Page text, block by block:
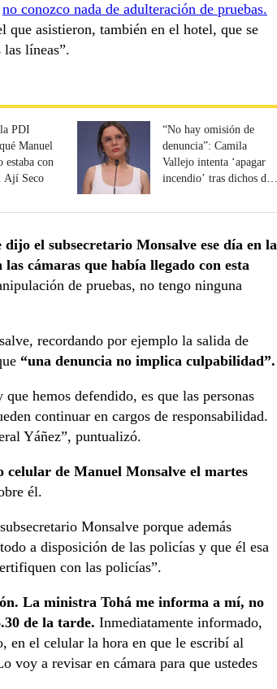
no conozco nada de adulteración de pruebas.
que asistieron, también en el hotel, que se
líneas”.
PDI
Manuel
estaba con
Ají Seco
“No hay omisión de
denuncia”: Camila
Vallejo intenta ‘apagar
incendio’ tras dichos de
Monsalve
dijo el subsecretario Monsalve ese día en la
cámaras que había llegado con esta
de pruebas, no tengo ninguna
recordando por ejemplo la salida de
“una denuncia no implica culpabilidad”.
hemos defendido, es que las personas
continuar en cargos de responsabilidad.
Yáñez”, puntualizó.
de Manuel Monsalve el martes
él.
Monsalve porque además
a disposición de las policías y que él esa
con las policías”.
La ministra Tohá me informa a mí, no
de la tarde. Inmediatamente informado,
en el celular la hora en que le escribí al
voy a revisar en cámara para que ustedes